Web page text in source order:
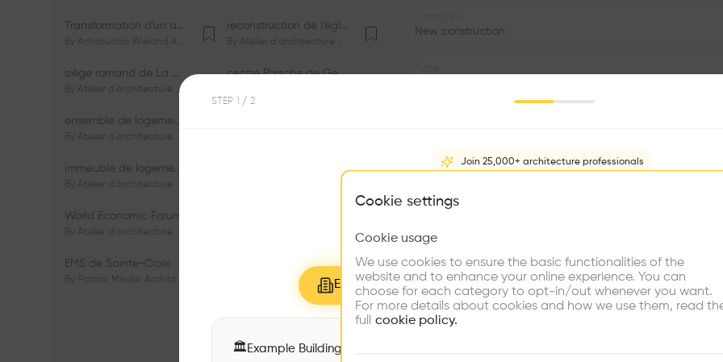
Transformation d'un appartement dans les vignes
By Antonuccio Wieland Architectes Sàrl
reconstruction de l’église du Lignon
By Atelier d'architecture Jacques Bugna SA
siège romand de La Mobilière
By Atelier d'architecture Jacques Bugna SA
centre Porsche de Genève
ensemble de logements HBM - HM - LGZD - PPE «Rieu-Malagnou»
By Atelier d'architecture Jacques Bugna SA
immeuble de logements HBM «Les Genêts»
By Atelier d'architecture Jacques Bugna SA
World Economic Forum
By Atelier d'architecture Jacques Bugna SA
EMS de Sainte-Croix
By Patrick Minder Architectes Sàrl
Complexe scolaire de Vigner
Patrick Minder Architectes Sàrl
New construction
Status
•
•
Parking en béton et bois dédié au covoiturage
en pente reliées entre elles forme un parcours le long
permet un projet compact qui s’adapte
calligraphique qui reflète le concept structurel à
STEP / 2
Join 25,000+ architecture professionals
What brings you here?
Choose your primary interest to personalize your experience
Explore Buildings Find Firms Meet Talents
🏛 Example Buildings
Cookie settings
Cookie usage
We use cookies to ensure the basic functionalities of the
website and to enhance your online experience. You can
choose for each category to opt-in/out whenever you want.
For more details about cookies and how we use them, read
full
cookie policy.